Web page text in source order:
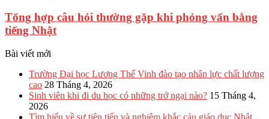
Tổng hợp câu hỏi thường gặp khi phỏng vấn bằng
tiếng Nhật
Bài viết mới
Trường Đại học Lương Thế Vinh đào tạo nhân lực chất lượng
cao 28 Tháng 4, 2026
Sinh viên khi đi du học có những trở ngại nào? 15 Tháng 4,
2026
Tìm hiểu về sự tiên tiến và nghiêm khắc cảu giáo dục Nhật